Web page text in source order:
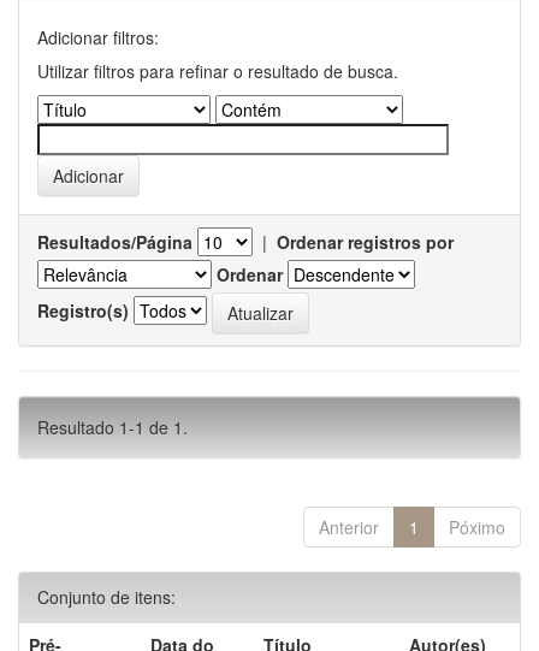
Adicionar filtros:
Utilizar filtros para refinar o resultado de busca.
Resultados/Página | Ordenar registros por
Ordenar
Registro(s)
Resultado 1-1 de 1.
Anterior 1 Póximo
Conjunto de itens:
Pré-
Data do
Título Autor(es)